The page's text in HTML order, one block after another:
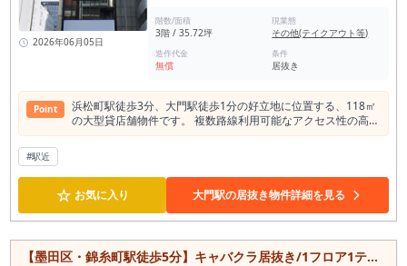
2026年06月05日
階数/面積
3階 / 35.72坪
現業態
その他(テイクアウト等)
造作代金
無償
条件
居抜き
Point
浜松町駅徒歩3分、大門駅徒歩1分の好立地に位置する、118㎡
の大型貸店舗物件です。 複数路線利用可能なアクセス性の高い
立地で、オフィスワーカーや来訪者の集客が期待できるエリ
して、レストランや居酒屋、バーなど幅広い業態に対応可能。
3階部分ながらエレベーター完備で来店導線も確保されていま
す。 周辺にはオフィスビルや商業施設が立ち並び、ランチ・デ
ィナー需要の両方を見込める立地。即時引渡し可能のため、移
転や新規出店をスピーディーに進めたい方にもおすすめの大型
テナントです。
#駅近
☆ お気に入り 大門駅の居抜き物件詳細を見る
【墨田区・錦糸町駅徒歩5分】キャバクラ居抜き/1フロア1テナント/即営業可能な居抜き貸店舗/個別空調